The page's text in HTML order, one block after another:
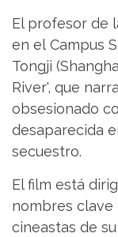
El profesor de
en el Campus
Tongji
River', que
obsesionado
desaparecida
secuestro.
El film está
nombres clave
cineastas de